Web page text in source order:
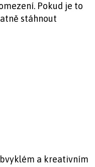
Pokud je to
stáhnout
a kreativním